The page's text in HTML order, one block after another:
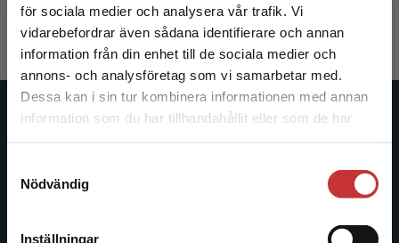
för sociala medier och analysera vår trafik. Vi
vidarebefordrar även sådana identifierare och annan
information från din enhet till de sociala medier och
annons- och analysföretag som vi samarbetar med.
Dessa kan i sin tur kombinera informationen med annan
information som du har tillhandahållit eller som de har
Nödvändig
Inställningar
Begränsad fraktregion
Det verkar som att du besöker
studentlitteratur.se via en enhet utanför Sverige.
Vi erbjuder inte leveranser utanför Sverige. För
att kunna slutföra ett köp måste
Exkl. moms: 339 kr
Studentlitteratur
Studentlitteratur grundades 1963 och är idag Sveriges
ledande utbildningsförlag. Med läromedel, kurslitteratur,
informationstjänster i utbudet, finns Studentlitteratur med